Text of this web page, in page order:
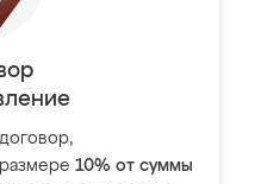
10% от суммы